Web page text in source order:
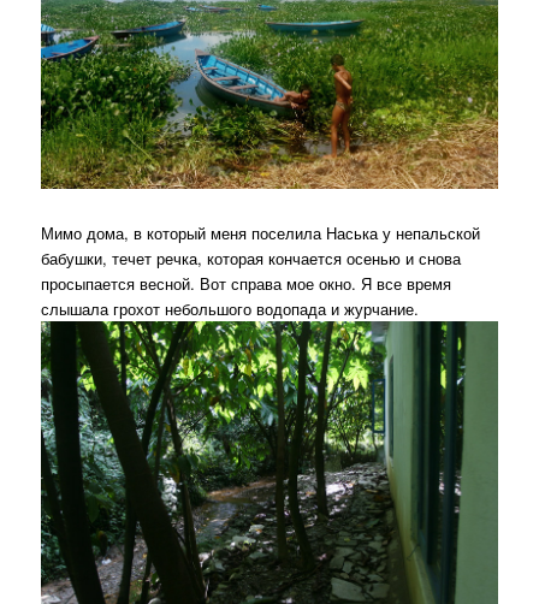
Мимо дома, в который меня поселила Наська у непальской
бабушки, течет речка, которая кончается осенью и снова
просыпается весной. Вот справа мое окно. Я все время
слышала грохот небольшого водопада и журчание.